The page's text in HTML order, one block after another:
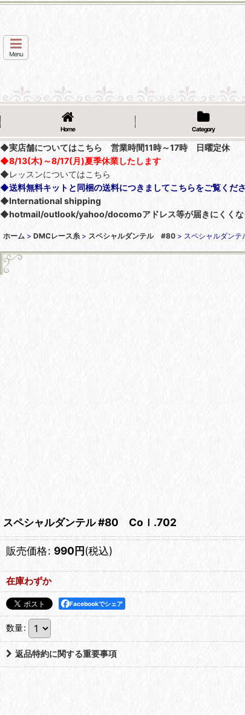
Menu
Home Category
◆実店舗についてはこちら 営業時間11時～17時 日曜定休
◆8/13(木)～8/17(月)夏季休業したします
◆レッスンについてはこちら
◆送料無料キットと同梱の送料につきましてこちらをご覧くだ
◆International shipping
◆hotmail/outlook/yahoo/docomoアドレス等が届きにくくな
ホーム > DMCレース糸 > スペシャルダンテル #80 > スペシャルダン
スペシャルダンテル #80 Coｌ.702
販売価格: 990円(税込)
在庫わずか
Facebookでシェア
数量:
返品特約に関する重要事項